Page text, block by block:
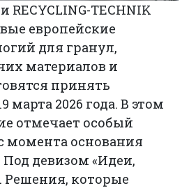
RECYCLING-TECHNIK
европейские
для гранул,
материалов и
принять
марта 2026 года. В этом
отмечает особый
момента основания
Под девизом «Идеи,
Решения, которые